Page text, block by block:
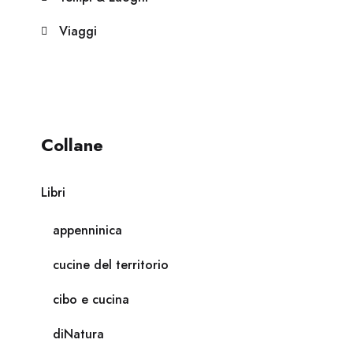
Viaggi
Collane
Libri
appenninica
cucine del territorio
cibo e cucina
diNatura